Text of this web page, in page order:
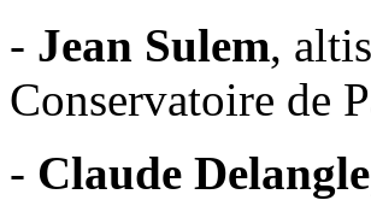
- Jean Sulem,
Conservatoire de
- Claude Delangle